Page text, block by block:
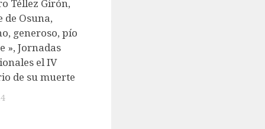
Téllez Girón,
de Osuna,
generoso, pío
», Jornadas
el IV
de su muerte